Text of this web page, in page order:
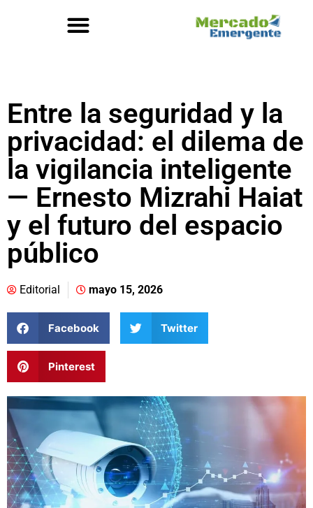
Entre la seguridad y la
privacidad: el dilema de
la vigilancia inteligente
— Ernesto Mizrahi Haiat
y el futuro del espacio
público
Editorial mayo 15, 2026
Facebook Twitter
Pinterest